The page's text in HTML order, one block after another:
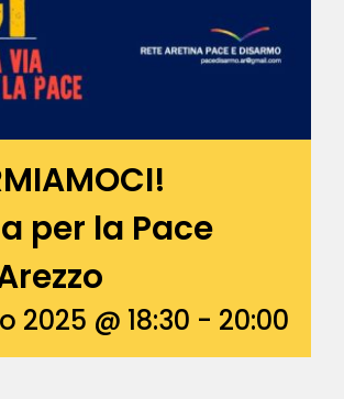
per la Pace
2025 @ 18:30 - 20:00